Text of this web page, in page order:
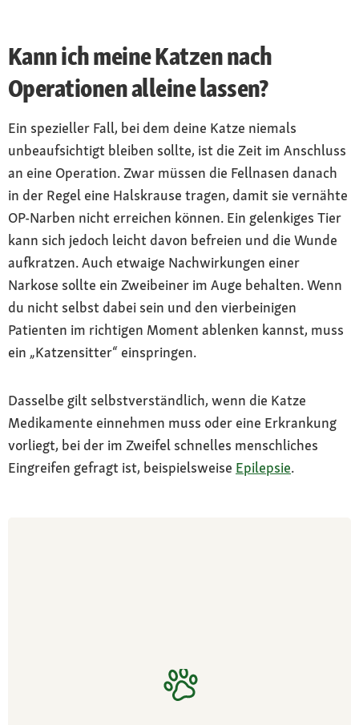
Kann ich meine Katzen nach
Operationen alleine lassen?
Ein spezieller Fall, bei dem deine Katze niemals
unbeaufsichtigt bleiben sollte, ist die Zeit im Anschluss
an eine Operation. Zwar müssen die Fellnasen danach
in der Regel eine Halskrause tragen, damit sie vernähte
OP-Narben nicht erreichen können. Ein gelenkiges Tier
kann sich jedoch leicht davon befreien und die Wunde
aufkratzen. Auch etwaige Nachwirkungen einer
Narkose sollte ein Zweibeiner im Auge behalten. Wenn
du nicht selbst dabei sein und den vierbeinigen
Patienten im richtigen Moment ablenken kannst, muss
ein „Katzensitter“ einspringen.
Dasselbe gilt selbstverständlich, wenn die Katze
Medikamente einnehmen muss oder eine Erkrankung
vorliegt, bei der im Zweifel schnelles menschliches
Eingreifen gefragt ist, beispielsweise Epilepsie.